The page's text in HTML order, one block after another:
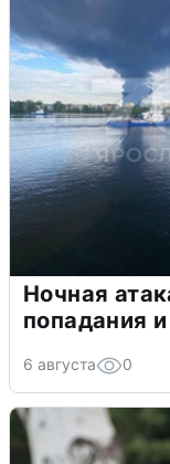
Ночная
попадания
6 августа 0